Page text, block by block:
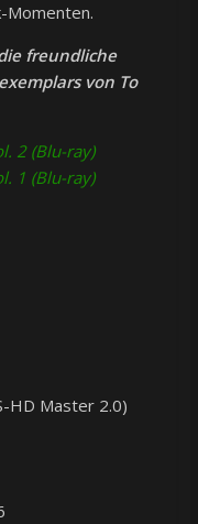
Momenten.
freundliche
von To
2 (Blu-ray)
1 (Blu-ray)
HD Master 2.0)